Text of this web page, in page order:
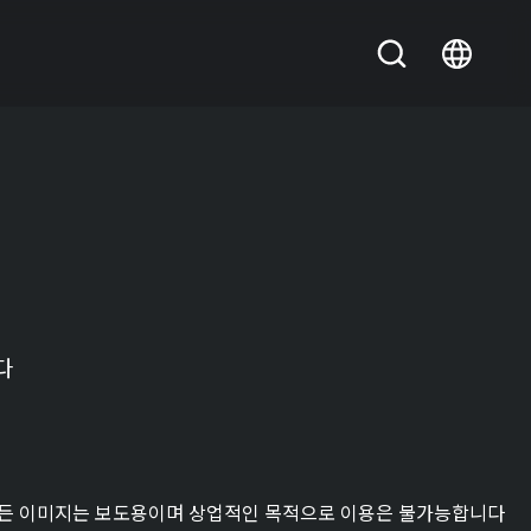
이미지는 보도용이며 상업적인 목적으로 이용은 불가능합니다